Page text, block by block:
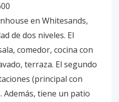
en Whitesands,
de dos niveles. El
comedor, cocina con
terraza. El segundo
(principal con
Además, tiene un patio